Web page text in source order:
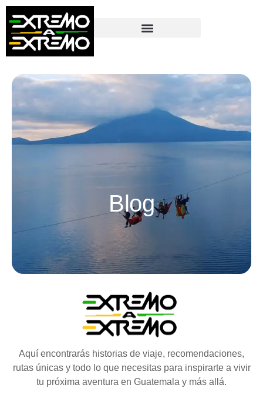
contenido
Blog
Aquí encontrarás historias de viaje, recomendaciones,
rutas únicas y todo lo que necesitas para inspirarte a vivir
tu próxima aventura en Guatemala y más allá.